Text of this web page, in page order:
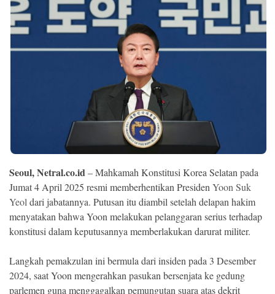
Hukrim
Pendidikan
Seoul, Netral.co.id– Mahkamah Konstitusi Korea Selatan pada
Jumat 4 April 2025 resmi memberhentikan Presiden Yoon Suk
Yeol dari jabatannya. Putusan itu diambil setelah delapan hakim
menyatakan bahwa Yoon melakukan pelanggaran serius terhadap
konstitusi dalam keputusannya memberlakukan darurat militer.
Langkah pemakzulan ini bermula dari insiden pada 3 Desember
2024, saat Yoon mengerahkan pasukan bersenjata ke gedung
parlemen guna menggagalkan pemungutan suara atas dekrit